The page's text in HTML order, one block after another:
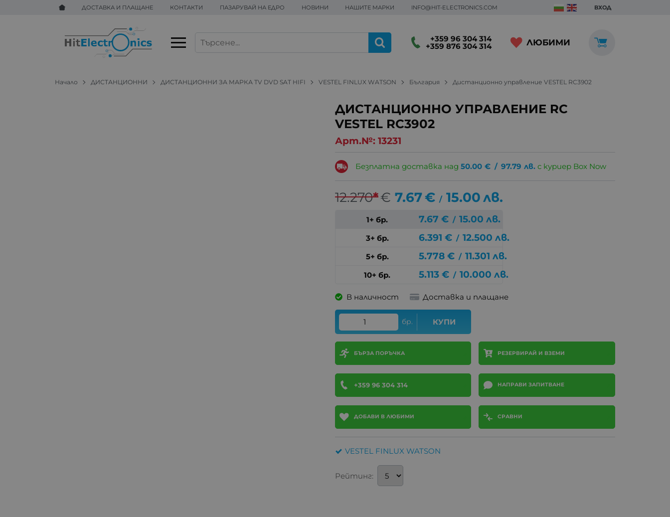
ДОСТАВКА И ПЛАЩАНЕ КОНТАКТИ ПАЗАРУВАЙ НА ЕДРО НОВИНИ НАШИТЕ МАРКИ INFO@HIT-ELECTRONICS.COM ВХОД
+359 96 304 314
+359 876 304 314 ЛЮБИМИ
Начало ДИСТАНЦИОННИ ДИСТАНЦИОННИ ЗА МАРКА TV DVD SAT HIFI VESTEL FINLUX WATSON България Дистанционно управление VESTEL RC3902
ДИСТАНЦИОННО УПРАВЛЕНИЕ RC
VESTEL RC3902
Арт.№: 13231
Безплатна доставка над50.00 € / 97.79 лв. с куриер Box Now
12.270*€ 7.67€ / 15.00лв.
1+ бр. 7.67 € / 15.00 лв.
3+ бр. 6.391 € / 12.500 лв.
5+ бр. 5.778 € / 11.301 лв.
10+ бр. 5.113 € / 10.000 лв.
В наличност Доставка и плащане
бр. КУПИ
БЪРЗА ПОРЪЧКА РЕЗЕРВИРАЙ И ВЗЕМИ
+359 96 304 314 НАПРАВИ ЗАПИТВАНЕ
ДОБАВИ В ЛЮБИМИ СРАВНИ
VESTEL FINLUX WATSON
Рейтинг: